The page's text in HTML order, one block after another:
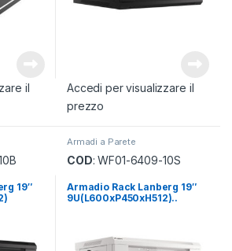
il
Accedi per visualizzare il
prezzo
19″
Armadi a Parete
COD: WF01-6409-10S
Armadio Rack Lanberg 19″
9U(L600xP450xH512)..